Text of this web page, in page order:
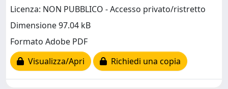
Licenza: NON PUBBLICO - Accesso privato/ristretto
Dimensione 97.04 kB
Formato Adobe PDF
Visualizza/Apri
Richiedi una copia